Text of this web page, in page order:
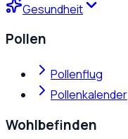
Gesundheit
Pollen
Pollenflug
Pollenkalender
Wohlbefinden